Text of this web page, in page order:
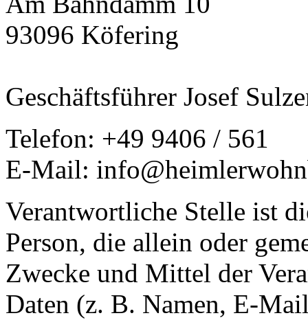
93096 Köfering
Geschäftsführer Josef
Telefon: +49 9406 / 561
E-Mail:
Verantwortliche Stelle ist
Person, die allein oder
Zwecke und Mittel der
Daten (z. B. Namen, E-